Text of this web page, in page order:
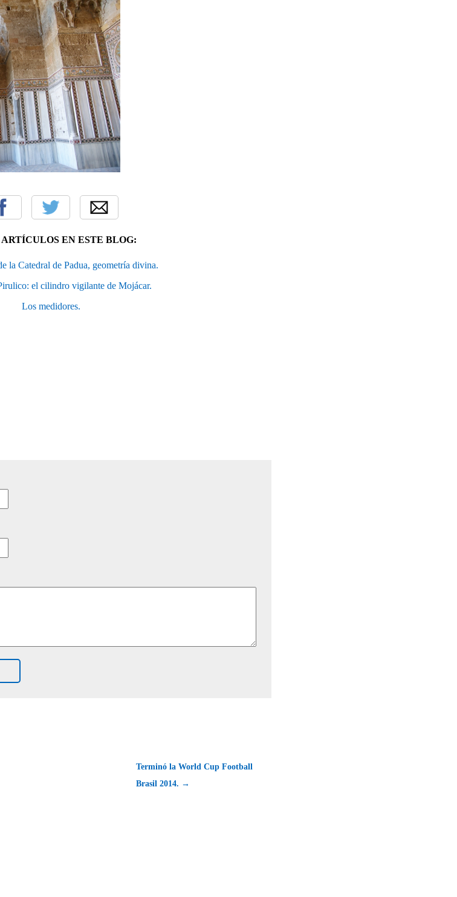
ARTÍCULOS EN ESTE BLOG:
la Catedral de Padua, geometría divina.
el cilindro vigilante de Mojácar.
Los medidores.
Terminó la World Cup Football
Brasil 2014. →